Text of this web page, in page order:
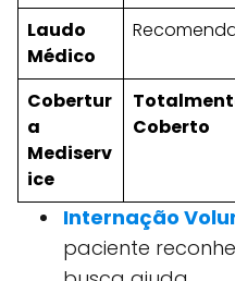
Laudo
Médico
Cobertur
a
Mediserv
ice
Coberto
Internação
paciente